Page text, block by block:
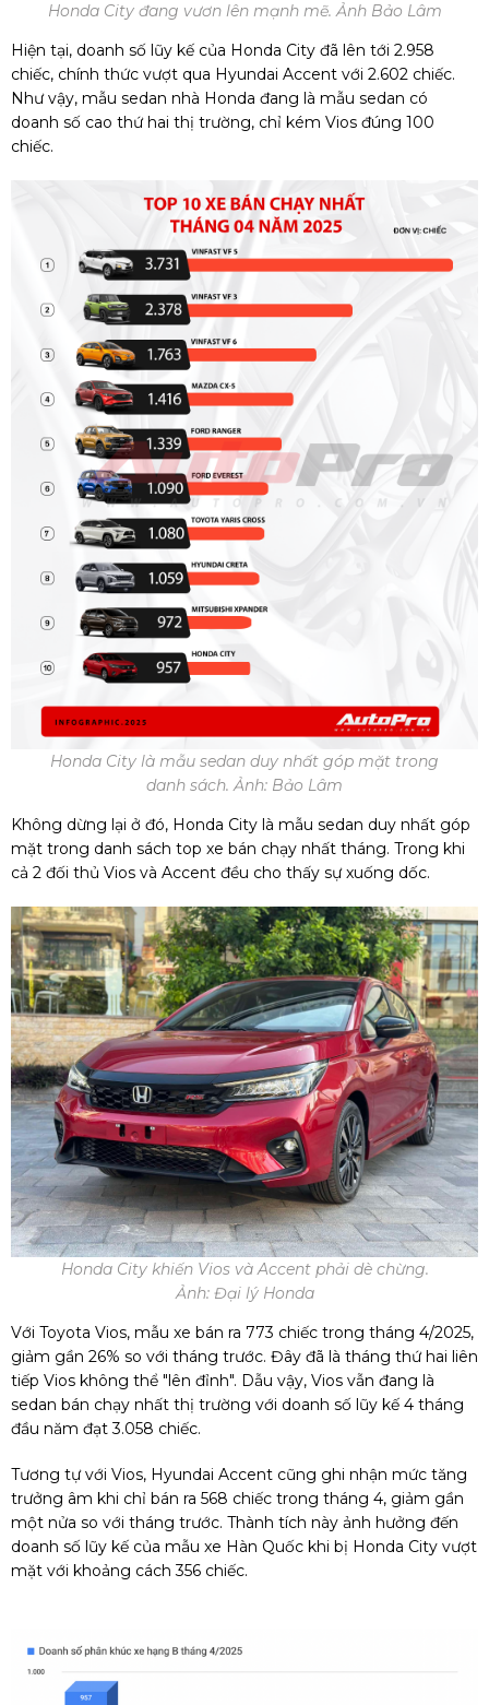
Honda City đang vươn lên mạnh mẽ. Ảnh Bảo Lâm
Hiện tại, doanh số lũy kế của Honda City đã lên tới 2.958
chiếc, chính thức vượt qua Hyundai Accent với 2.602 chiếc.
Như vậy, mẫu sedan nhà Honda đang là mẫu sedan có
doanh số cao thứ hai thị trường, chỉ kém Vios đúng 100
chiếc.
Honda City là mẫu sedan duy nhất góp mặt trong
danh sách. Ảnh: Bảo Lâm
Không dừng lại ở đó, Honda City là mẫu sedan duy nhất góp
mặt trong danh sách top xe bán chạy nhất tháng. Trong khi
cả 2 đối thủ Vios và Accent đều cho thấy sự xuống dốc.
Honda City khiến Vios và Accent phải dè chừng.
Ảnh: Đại lý Honda
Với Toyota Vios, mẫu xe bán ra 773 chiếc trong tháng 4/2025,
giảm gần 26% so với tháng trước. Đây đã là tháng thứ hai liên
tiếp Vios không thể "lên đỉnh". Dẫu vậy, Vios vẫn đang là
sedan bán chạy nhất thị trường với doanh số lũy kế 4 tháng
đầu năm đạt 3.058 chiếc.
Tương tự với Vios, Hyundai Accent cũng ghi nhận mức tăng
trưởng âm khi chỉ bán ra 568 chiếc trong tháng 4, giảm gần
một nửa so với tháng trước. Thành tích này ảnh hưởng đến
doanh số lũy kế của mẫu xe Hàn Quốc khi bị Honda City vượt
mặt với khoảng cách 356 chiếc.